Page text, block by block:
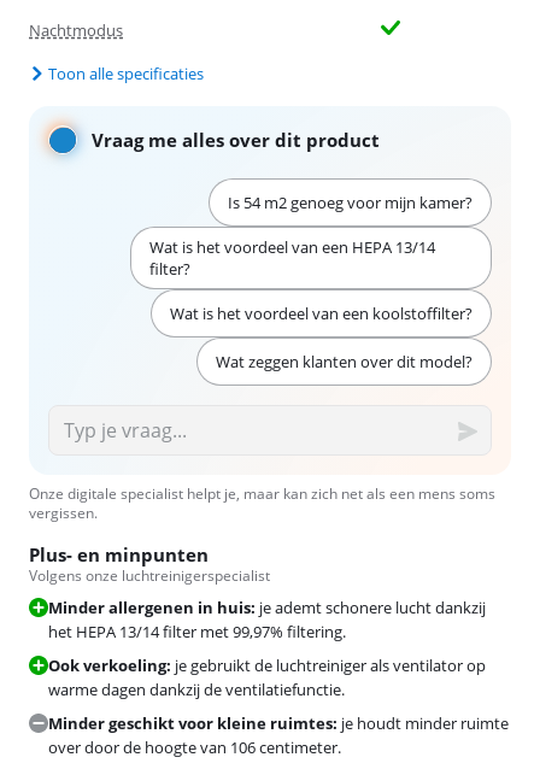
Nachtmodus
Toon alle specificaties
Vraag me alles over dit product
Is 54 m2 genoeg voor mijn kamer?
Wat is het voordeel van een HEPA 13/14
filter?
Wat is het voordeel van een koolstoffilter?
Wat zeggen klanten over dit model?
Onze digitale specialist helpt je, maar kan zich net als een mens soms
vergissen.
Plus- en minpunten
Volgens onze luchtreinigerspecialist
Minder allergenen in huis: je ademt schonere lucht dankzij
het HEPA 13/14 filter met 99,97% filtering.
Ook verkoeling: je gebruikt de luchtreiniger als ventilator op
warme dagen dankzij de ventilatiefunctie.
Minder geschikt voor kleine ruimtes: je houdt minder ruimte
over door de hoogte van 106 centimeter.